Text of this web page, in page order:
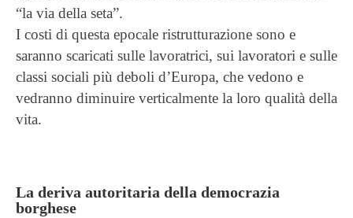
“la via della seta”.
I costi di questa epocale ristrutturazione sono e
saranno scaricati sulle lavoratrici, sui lavoratori e sulle
classi sociali più deboli d’Europa, che vedono e
vedranno diminuire verticalmente la loro qualità della
vita.
La deriva autoritaria della democrazia
borghese